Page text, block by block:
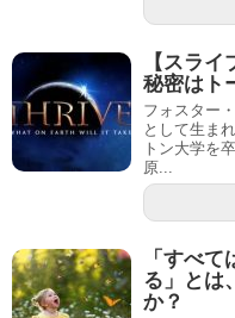
【スラ
秘密はト
フォスター
として生ま
トン大学を
原...
「すべ
る」とは
か？